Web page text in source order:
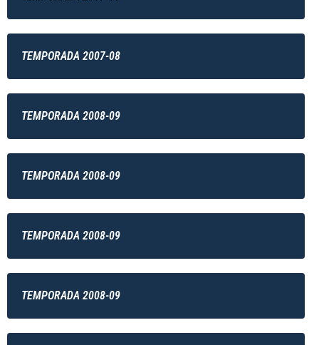
TEMPORADA 2007-08
TEMPORADA 2008-09
TEMPORADA 2008-09
TEMPORADA 2008-09
TEMPORADA 2008-09